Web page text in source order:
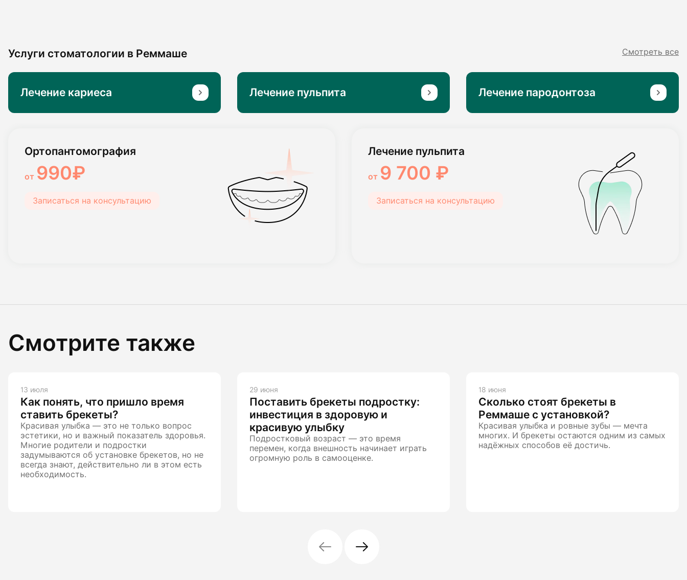
Услуги стоматологии в Реммаше Смотреть все
Лечение кариеса Лечение пульпита Лечение пародонтоза
Ортопантомография
от 990₽
Записаться на консультацию
Лечение пульпита
от 9 700 ₽
Записаться на консультацию
Смотрите также
13 июля
Как понять, что пришло время
ставить брекеты?
Красивая улыбка — это не только вопрос
эстетики, но и важный показатель здоровья.
Многие родители и подростки
задумываются об установке брекетов, но не
всегда знают, действительно ли в этом есть
необходимость.
29 июня
Поставить брекеты подростку:
инвестиция в здоровую и
красивую улыбку
Подростковый возраст — это время
перемен, когда внешность начинает играть
огромную роль в самооценке.
18 июня
Сколько стоят брекеты в
Реммаше с установкой?
Красивая улыбка и ровные зубы — мечта
многих. И брекеты остаются одним из самых
надёжных способов её достичь.